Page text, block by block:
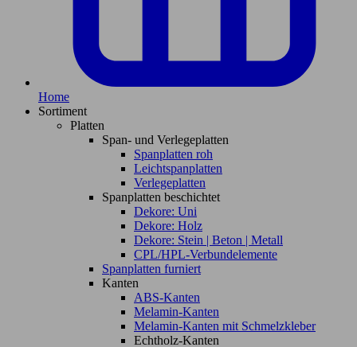
Home
Sortiment
Platten
Span- und Verlegeplatten
Spanplatten roh
Leichtspanplatten
Verlegeplatten
Spanplatten beschichtet
Dekore: Uni
Dekore: Holz
Dekore: Stein | Beton | Metall
CPL/HPL-Verbundelemente
Spanplatten furniert
Kanten
ABS-Kanten
Melamin-Kanten
Melamin-Kanten mit Schmelzkleber
Echtholz-Kanten